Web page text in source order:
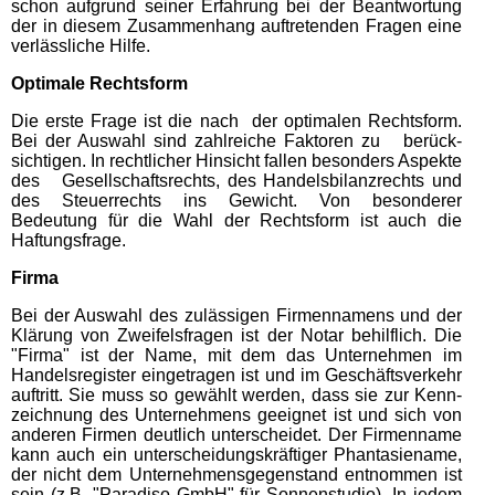
schon aufgrund seiner Erfahrung bei der Beantwortung
der in diesem Zusammenhang auftretenden Fragen eine
verlässliche Hilfe.
Optimale Rechtsform
Die erste Frage ist die nach der optimalen Recht­sform.
Bei der Auswahl sind zahlreiche Faktoren zu berück­
sich­tigen. In rechtlicher Hinsicht fallen be­son­ders As­pekte
des Gesell­schafts­rechts, des Handels­bilanz­rechts und
des Steuerrechts ins Gewicht. Von beson­derer
Bedeutung für die Wahl der Rechtsform ist auch die
Haftungsfrage.
Firma
Bei der Auswahl des zulässigen Firmen­namens und der
Klärung von Zweifels­fragen ist der Notar behilflich. Die
"Firma" ist der Name, mit dem das Unternehmen im
Handelsregister eingetragen ist und im Geschäfts­ver­kehr
auftritt. Sie muss so ge­wählt werden, dass sie zur Kenn­
zeich­nung des Unter­nehmens geeignet ist und sich von
anderen Firmen deutlich unter­scheidet. Der Firmen­name
kann auch ein unter­schei­dungs­kräftiger Phantasiename,
der nicht dem Unter­nehm­ens­­ge­gen­­stand entnommen ist